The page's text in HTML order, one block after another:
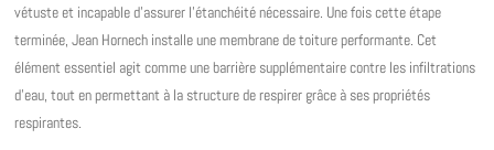
vétuste et incapable d’assurer l’étanchéité nécessaire. Une fois cette étape
terminée, Jean Hornech installe une membrane de toiture performante. Cet
élément essentiel agit comme une barrière supplémentaire contre les infiltrations
d’eau, tout en permettant à la structure de respirer grâce à ses propriétés
respirantes.